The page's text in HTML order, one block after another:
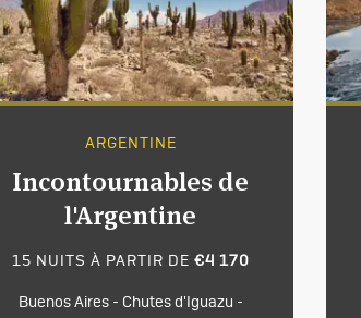
ARGENTINE
Incontournables de
l'Argentine
15 NUITS À PARTIR DE €4 170
Buenos Aires - Chutes d'Iguazu -